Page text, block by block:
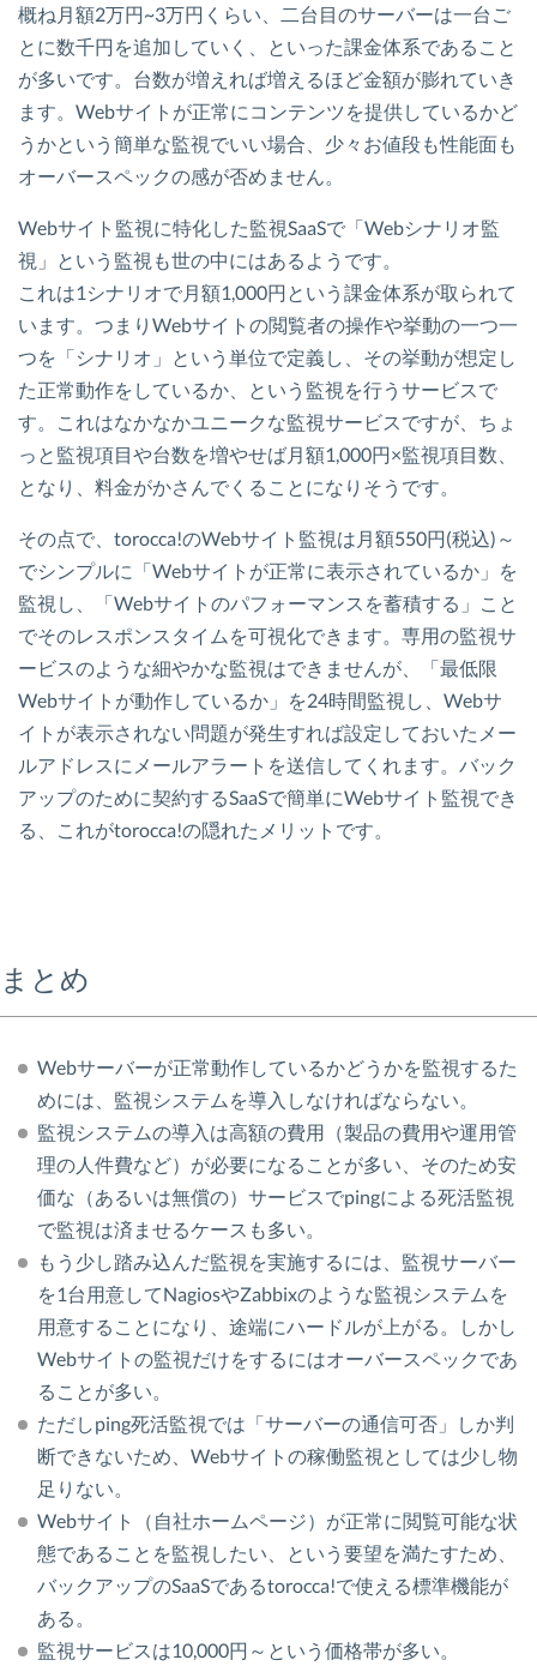
概ね月額2万円~3万円くらい、二台目のサーバーは一台ご
とに数千円を追加していく、といった課金体系であること
が多いです。台数が増えれば増えるほど金額が膨れていき
ます。Webサイトが正常にコンテンツを提供しているかど
うかという簡単な監視でいい場合、少々お値段も性能面も
オーバースペックの感が否めません。
Webサイト監視に特化した監視SaaSで「Webシナリオ監
視」という監視も世の中にはあるようです。
これは1シナリオで月額1,000円という課金体系が取られて
います。つまりWebサイトの閲覧者の操作や挙動の一つ一
つを「シナリオ」という単位で定義し、その挙動が想定し
た正常動作をしているか、という監視を行うサービスで
す。これはなかなかユニークな監視サービスですが、ちょ
っと監視項目や台数を増やせば月額1,000円×監視項目数、
となり、料金がかさんでくることになりそうです。
その点で、torocca!のWebサイト監視は月額550円(税込)～
でシンプルに「Webサイトが正常に表示されているか」を
監視し、「Webサイトのパフォーマンスを蓄積する」こと
でそのレスポンスタイムを可視化できます。専用の監視サ
ービスのような細やかな監視はできませんが、「最低限
Webサイトが動作しているか」を24時間監視し、Webサ
イトが表示されない問題が発生すれば設定しておいたメー
ルアドレスにメールアラートを送信してくれます。バック
アップのために契約するSaaSで簡単にWebサイト監視でき
る、これがtorocca!の隠れたメリットです。
まとめ
Webサーバーが正常動作しているかどうかを監視するた
めには、監視システムを導入しなければならない。
監視システムの導入は高額の費用（製品の費用や運用管
理の人件費など）が必要になることが多い、そのため安
価な（あるいは無償の）サービスでpingによる死活監視
で監視は済ませるケースも多い。
もう少し踏み込んだ監視を実施するには、監視サーバー
を1台用意してNagiosやZabbixのような監視システムを
用意することになり、途端にハードルが上がる。しかし
Webサイトの監視だけをするにはオーバースペックであ
ることが多い。
ただしping死活監視では「サーバーの通信可否」しか判
断できないため、Webサイトの稼働監視としては少し物
足りない。
Webサイト（自社ホームページ）が正常に閲覧可能な状
態であることを監視したい、という要望を満たすため、
バックアップのSaaSであるtorocca!で使える標準機能が
ある。
監視サービスは10,000円～という価格帯が多い。